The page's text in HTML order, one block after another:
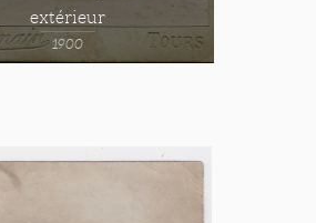
extérieur
1900